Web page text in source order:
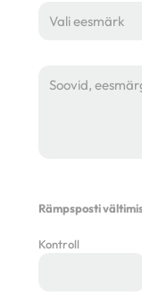
Rämpsposti
Kontroll